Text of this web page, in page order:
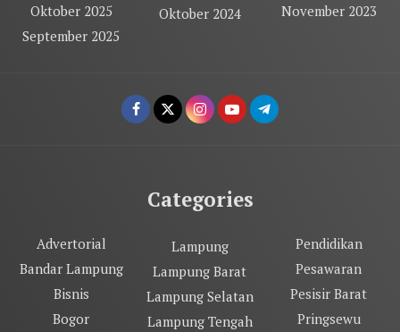
Oktober 2025
September 2025
Oktober 2024
November 2023
Categories
Advertorial
Bandar Lampung
Bisnis
Bogor
Lampung
Lampung Barat
Lampung Selatan
Lampung Tengah
Pendidikan
Pesawaran
Pesisir Barat
Pringsewu